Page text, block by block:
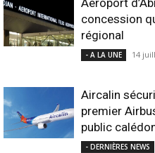
Aéroport
concession
régional
- A LA UNE 14
Aircalin
premier
public
- DERNIÈRES NEWS